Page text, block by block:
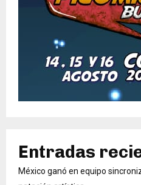
Entradas
México ganó en equipo